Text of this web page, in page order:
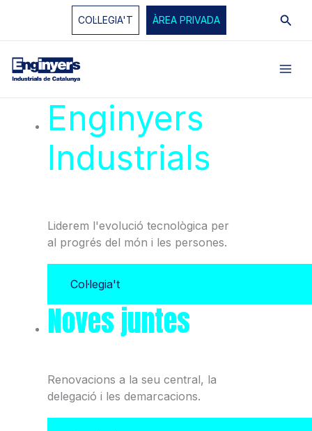
COL·LEGIA'T ÀREA PRIVADA
Enginyers
Industrials
Liderem l'evolució tecnològica per
al progrés del món i les persones.
Col·legia't
Noves juntes
Renovacions a la seu central, la
delegació i les demarcacions.